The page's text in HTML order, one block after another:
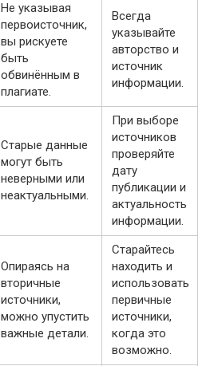
Не указывая
первоисточник,
вы рискуете
быть
обвинённым в
плагиате.
Всегда
указывайте
авторство и
источник
информации.
Старые данные
могут быть
неверными или
неактуальными.
При выборе
источников
проверяйте
дату
публикации и
актуальность
информации.
Опираясь на
вторичные
источники,
можно упустить
важные детали.
Старайтесь
находить и
использовать
первичные
источники,
когда это
возможно.